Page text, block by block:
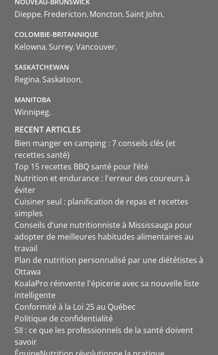
Dieppe Fredericton Moncton Saint John
COLOMBIE-BRITANNIQUE
Kelowna Surrey Vancouver
SASKATCHEWAN
Regina Saskatoon
MANITOBA
Winnipeg
RECENT ARTICLES
Bien manger en camping : 7 conseils clés (et
recettes santé)
Top 15 recettes BBQ santé pour l’été
Nutrition et endurance : l'erreur des coureurs à
éviter
Cuisiner seul : planification de repas et recettes
simples
Conseils d’une nutritionniste à Mississauga pour
adopter de meilleures habitudes alimentaires au
travail
Plan de nutrition personnalisé par une diététistes à
Ottawa
KoalaPro réinvente l'épicerie avec sa nouvelle liste
intelligente
Conformité à la Loi 25 au Québec
Politique de confidentialité
SII : ce que les professionnels de la santé doivent
savoir